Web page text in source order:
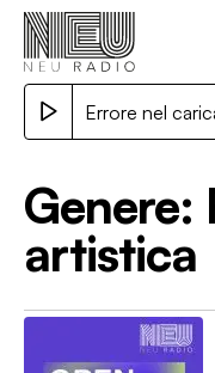
Errore nel
Genere:
artistica